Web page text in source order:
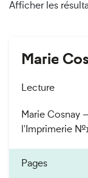
Afficher les
Marie
Lecture
Marie Cosnay
l'Imprimerie
Pages